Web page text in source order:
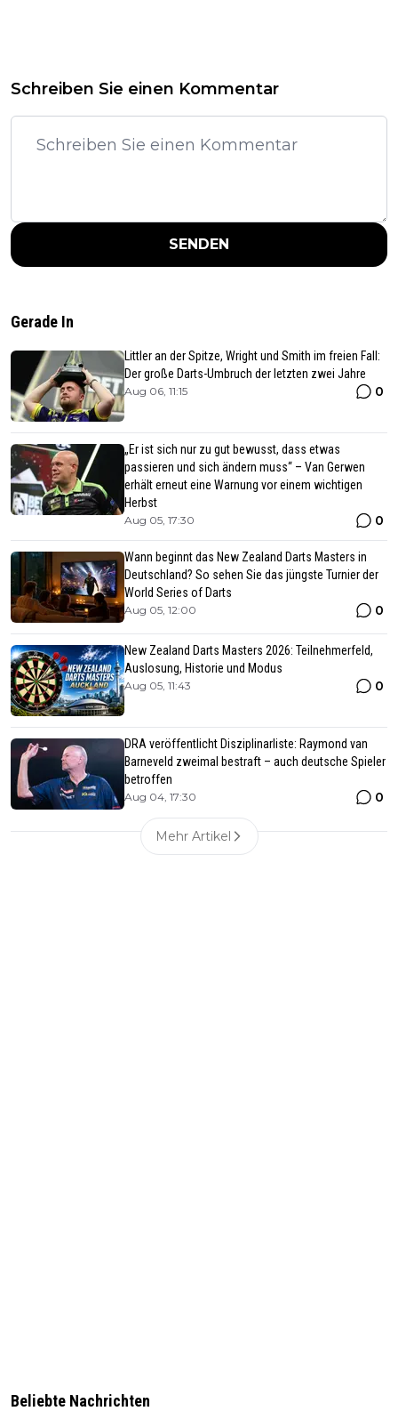
Schreiben Sie einen Kommentar
SENDEN
Gerade In
Littler an der Spitze, Wright und Smith im freien Fall:
Der große Darts-Umbruch der letzten zwei Jahre
Aug 06, 11:15 0
„Er ist sich nur zu gut bewusst, dass etwas
passieren und sich ändern muss“ – Van Gerwen
erhält erneut eine Warnung vor einem wichtigen
Herbst
Aug 05, 17:30 0
Wann beginnt das New Zealand Darts Masters in
Deutschland? So sehen Sie das jüngste Turnier der
World Series of Darts
Aug 05, 12:00 0
New Zealand Darts Masters 2026: Teilnehmerfeld,
Auslosung, Historie und Modus
Aug 05, 11:43 0
DRA veröffentlicht Disziplinarliste: Raymond van
Barneveld zweimal bestraft – auch deutsche Spieler
betroffen
Aug 04, 17:30 0
Mehr Artikel
Beliebte Nachrichten